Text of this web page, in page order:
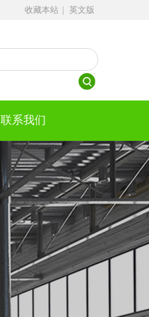
收藏本站 英文版
联系我们